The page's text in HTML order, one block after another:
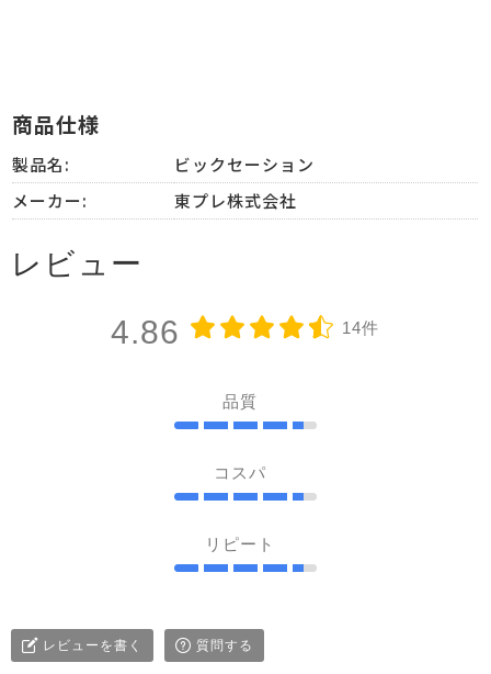
商品仕様
製品名:
ビックセーション
メーカー:
東プレ株式会社
レビュー
4.86 14件
品質
コスパ
リピート
レビューを書く 質問する